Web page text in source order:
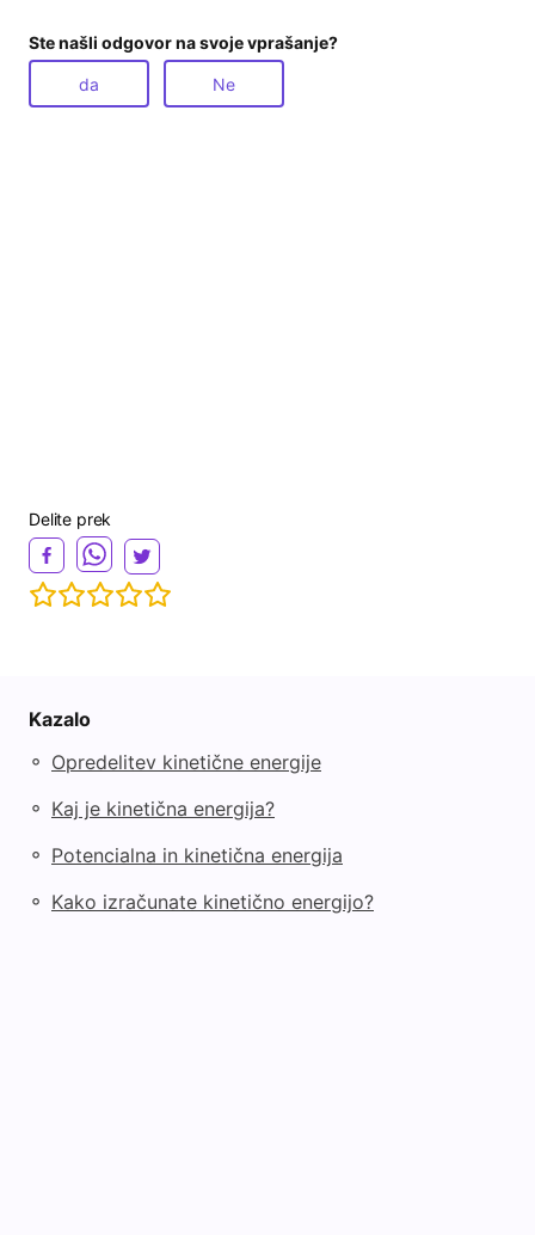
Ste našli odgovor na svoje vprašanje?
da Ne
Delite prek
Kazalo
◦ Opredelitev kinetične energije
◦ Kaj je kinetična energija?
◦ Potencialna in kinetična energija
◦ Kako izračunate kinetično energijo?